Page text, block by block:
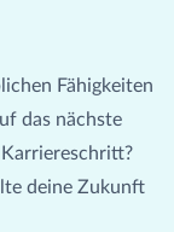
Fähigkeiten
das nächste
deine Zukunft